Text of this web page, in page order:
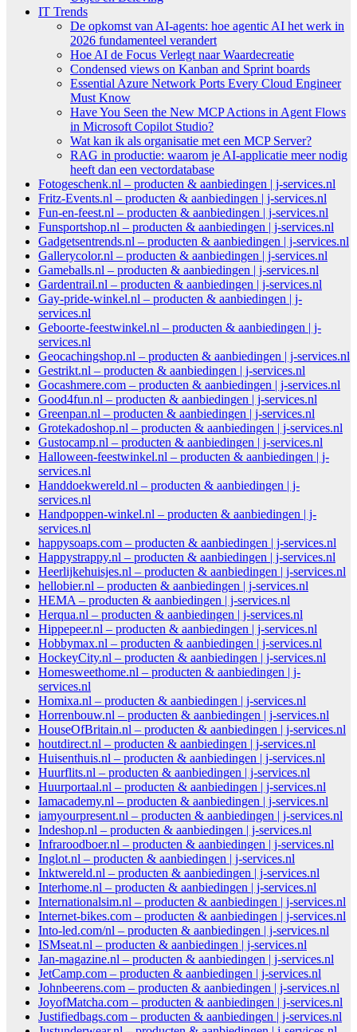
IT Trends
De opkomst van AI-agents: hoe agentic AI het werk in
2026 fundamenteel verandert
Hoe AI de Focus Verlegt naar Waardecreatie
Condensed views on Kanban and Sprint boards
Essential Azure Network Ports Every Cloud Engineer
Must Know
Have You Seen the New MCP Actions in Agent Flows
in Microsoft Copilot Studio?
Wat kan ik als organisatie met een MCP Server?
RAG in productie: waarom je AI-applicatie meer nodig
heeft dan een vectordatabase
Fotogeschenk.nl – producten & aanbiedingen | j-services.nl
Fritz-Events.nl – producten & aanbiedingen | j-services.nl
Fun-en-feest.nl – producten & aanbiedingen | j-services.nl
Funsportshop.nl – producten & aanbiedingen | j-services.nl
Gadgetsentrends.nl – producten & aanbiedingen | j-services.nl
Gallerycolor.nl – producten & aanbiedingen | j-services.nl
Gameballs.nl – producten & aanbiedingen | j-services.nl
Gardentrail.nl – producten & aanbiedingen | j-services.nl
Gay-pride-winkel.nl – producten & aanbiedingen | j-
services.nl
Geboorte-feestwinkel.nl – producten & aanbiedingen | j-
services.nl
Geocachingshop.nl – producten & aanbiedingen | j-services.nl
Gestrikt.nl – producten & aanbiedingen | j-services.nl
Gocashmere.com – producten & aanbiedingen | j-services.nl
Good4fun.nl – producten & aanbiedingen | j-services.nl
Greenpan.nl – producten & aanbiedingen | j-services.nl
Grotekadoshop.nl – producten & aanbiedingen | j-services.nl
Gustocamp.nl – producten & aanbiedingen | j-services.nl
Halloween-feestwinkel.nl – producten & aanbiedingen | j-
services.nl
Handdoekwereld.nl – producten & aanbiedingen | j-
services.nl
Handpoppen-winkel.nl – producten & aanbiedingen | j-
services.nl
happysoaps.com – producten & aanbiedingen | j-services.nl
Happystrappy.nl – producten & aanbiedingen | j-services.nl
Heerlijkehuisjes.nl – producten & aanbiedingen | j-services.nl
hellobier.nl – producten & aanbiedingen | j-services.nl
HEMA – producten & aanbiedingen | j-services.nl
Herqua.nl – producten & aanbiedingen | j-services.nl
Hippepeer.nl – producten & aanbiedingen | j-services.nl
Hobbymax.nl – producten & aanbiedingen | j-services.nl
HockeyCity.nl – producten & aanbiedingen | j-services.nl
Homesweethome.nl – producten & aanbiedingen | j-
services.nl
Homixa.nl – producten & aanbiedingen | j-services.nl
Horrenbouw.nl – producten & aanbiedingen | j-services.nl
HouseOfBritain.nl – producten & aanbiedingen | j-services.nl
houtdirect.nl – producten & aanbiedingen | j-services.nl
Huisenthuis.nl – producten & aanbiedingen | j-services.nl
Huurflits.nl – producten & aanbiedingen | j-services.nl
Huurportaal.nl – producten & aanbiedingen | j-services.nl
Iamacademy.nl – producten & aanbiedingen | j-services.nl
iamyourpresent.nl – producten & aanbiedingen | j-services.nl
Indeshop.nl – producten & aanbiedingen | j-services.nl
Infraroodboer.nl – producten & aanbiedingen | j-services.nl
Inglot.nl – producten & aanbiedingen | j-services.nl
Inktwereld.nl – producten & aanbiedingen | j-services.nl
Interhome.nl – producten & aanbiedingen | j-services.nl
Internationalsim.nl – producten & aanbiedingen | j-services.nl
Internet-bikes.com – producten & aanbiedingen | j-services.nl
Into-led.com/nl – producten & aanbiedingen | j-services.nl
ISMseat.nl – producten & aanbiedingen | j-services.nl
Jan-magazine.nl – producten & aanbiedingen | j-services.nl
JetCamp.com – producten & aanbiedingen | j-services.nl
Johnbeerens.com – producten & aanbiedingen | j-services.nl
JoyofMatcha.com – producten & aanbiedingen | j-services.nl
Justifiedbags.com – producten & aanbiedingen | j-services.nl